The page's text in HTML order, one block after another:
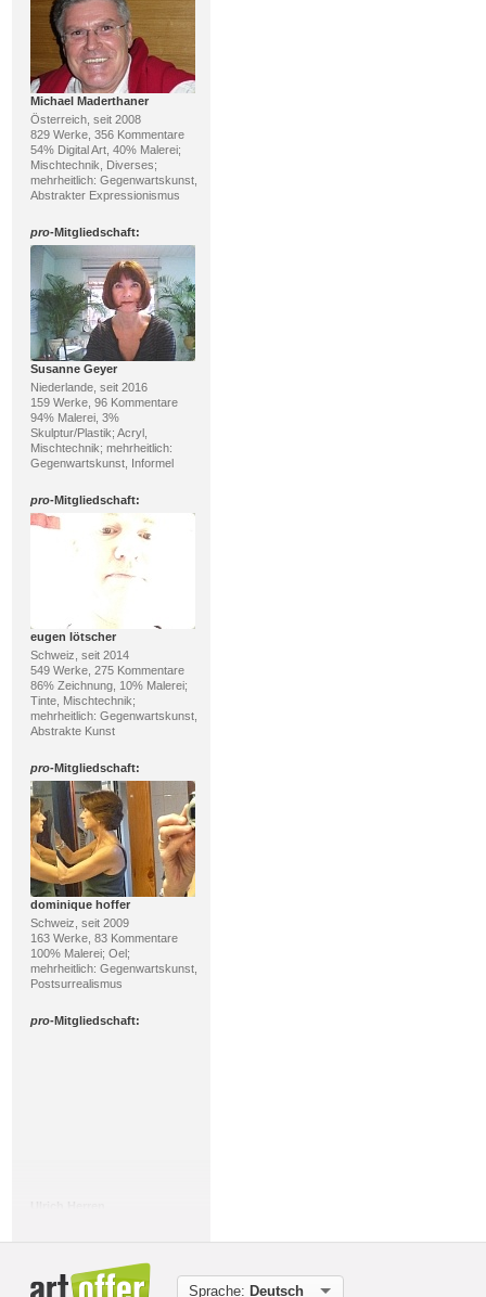
Michael Maderthaner
Österreich, seit 2008
829 Werke, 356 Kommentare
54% Digital Art, 40% Malerei;
Mischtechnik, Diverses;
mehrheitlich: Gegenwartskunst,
Abstrakter Expressionismus
pro-Mitgliedschaft:
Susanne Geyer
Niederlande, seit 2016
159 Werke, 96 Kommentare
94% Malerei, 3%
Skulptur/Plastik; Acryl,
Mischtechnik; mehrheitlich:
Gegenwartskunst, Informel
pro-Mitgliedschaft:
eugen lötscher
Schweiz, seit 2014
549 Werke, 275 Kommentare
86% Zeichnung, 10% Malerei;
Tinte, Mischtechnik;
mehrheitlich: Gegenwartskunst,
Abstrakte Kunst
pro-Mitgliedschaft:
dominique hoffer
Schweiz, seit 2009
163 Werke, 83 Kommentare
100% Malerei; Oel;
mehrheitlich: Gegenwartskunst,
Postsurrealismus
pro-Mitgliedschaft:
Skulptur/Plastik; Acryl,
Mischtechnik; mehrheitlich:
Sprache: Deutsch